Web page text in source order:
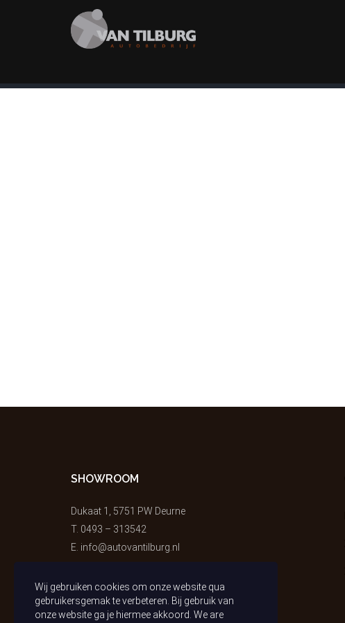
SHOWROOM
Dukaat 1, 5751 PW Deurne
T. 0493 – 313542
E. info@autovantilburg.nl
Wij gebruiken cookies om onze website qua
gebruikersgemak te verbeteren. Bij gebruik van
onze website ga je hiermee akkoord. We are